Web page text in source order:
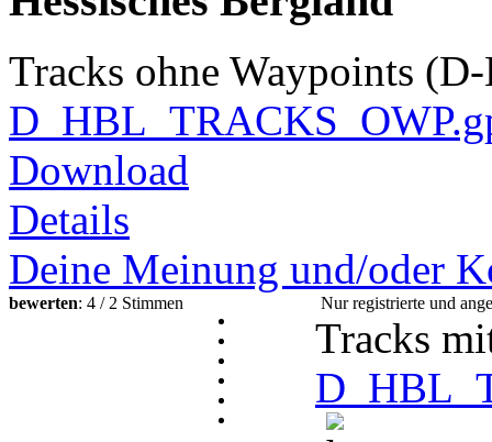
Tracks ohne Waypoints
Download
Details
Deine Meinung und/oder
bewerten: 4 / 2 Stimmen Nur registrierte und
Tracks